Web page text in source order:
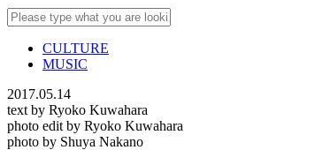
CULTURE
MUSIC
2017.05.14
text by Ryoko Kuwahara
photo edit by Ryoko Kuwahara
photo by Shuya Nakano